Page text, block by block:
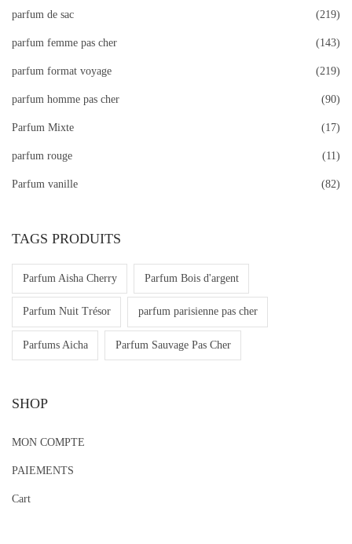
:
>
parfum de sac (219)
parfum femme pas cher (143)
parfum format voyage (219)
parfum homme pas cher (90)
Parfum Mixte (17)
parfum rouge (11)
Parfum vanille (82)
TAGS PRODUITS
Parfum Aisha Cherry Parfum Bois d'argent
Parfum Nuit Trésor parfum parisienne pas cher
Parfums Aicha Parfum Sauvage Pas Cher
SHOP
MON COMPTE
PAIEMENTS
Cart